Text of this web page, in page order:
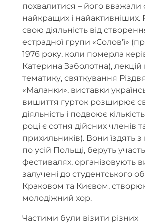
похвалитися – його вважали
найкращих і
свою діяльність від
естрадної групи «Солов’ї»
1976 року, коли померла
Катерина Заболотна), лекцій
тематику, святкування
«Маланки», виставки
вишиття гурток розширює
діяльність і подвоює
році є сотня дійсних членів
прихильників). Вони їздять
по усій Польщі, беруть
фестивалях, організовують
залучені до студентського
Краковом та Києвом,
молодіжний хор.
Частими були візити різних